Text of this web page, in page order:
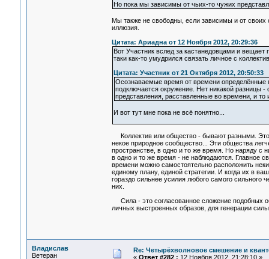
Но пока мы зависимы от чьих-то чужих
Мы также не свободны, если зависимы и от
иллюзия.
Цитата: Ариадна от 12 Ноября 2012, 20:29:36
Вот Участник вслед за кастанедовцами и вещает
таки как-то умудрился связать личное с
Цитата: Участник от 21 Октября 2012, 20:50:33
Осознаваемые время от времени определённые
подключается окружение. Нет никакой разницы
представления, расставленные во времени, и
И вот тут мне пока не всё понятно...
Коллектив или общество - бывают разными.
некое природное сообщество... Эти общества
пространстве, в одно и то же время. Но наряду с
в одно и то же время - не наблюдаются. Главное
времени можно самостоятельно расположить
единому плану, единой стратегии. И когда их в
гораздо сильнее усилия любого самого сильного
них.
Сила - это согласованное сложение подобных
личных выстроенных образов, для генерации
Владислав
Ветеран
Re: Четырёхволновое смешение и
« Ответ #282 : 12 Ноября 2012, 21:28:10 »